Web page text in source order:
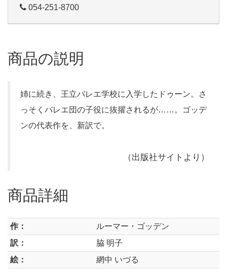
054-251-8700
商品の説明
姉に続き、王立バレエ学校に入学したドゥーン。さ
っそくバレエ団の子役に抜擢されるが……。ゴッデ
ンの代表作を、新訳で。
（出版社サイトより）
商品詳細
作：
ルーマー・ゴッデン
訳：
脇 明子
絵：
網中 いづる